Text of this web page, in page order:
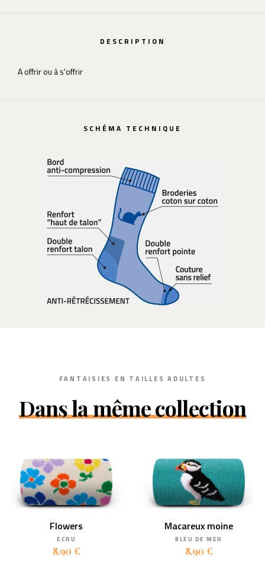
DESCRIPTION
A offrir ou à s'offrir
SCHÉMA TECHNIQUE
FANTAISIES EN TAILLES ADULTES
Dans la même collection
Flowers
ECRU
8,90 €
Macareux moine
BLEU DE MER
8,90 €